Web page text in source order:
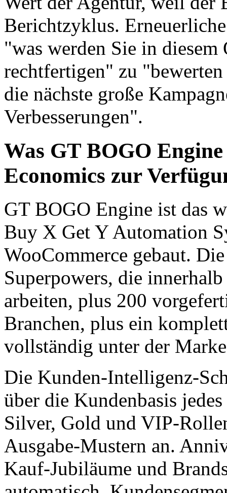
Berichtzyklus.
"was werden Sie in
rechtfertigen" zu
die nächste große
Verbesserungen".
Was GT BOGO
Economics zur
GT BOGO Engine ist das
Buy X Get Y Automation
WooCommerce gebaut.
Superpowers, die
arbeiten, plus 200
Branchen, plus ein
vollständig unter der
Die Kunden-Intelligenz-
über die Kundenbasis
Silver, Gold und VIP-
Ausgabe-Mustern an.
Kauf-Jubiläume und